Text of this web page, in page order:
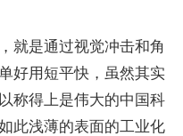
就是通过视觉冲击和角
好用短平快，虽然其实
称得上是伟大的中国科
此浅薄的表面的工业化